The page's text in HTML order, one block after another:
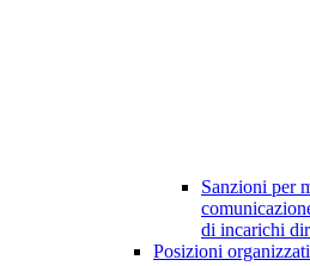
Sanzioni per
di incarichi
Posizioni